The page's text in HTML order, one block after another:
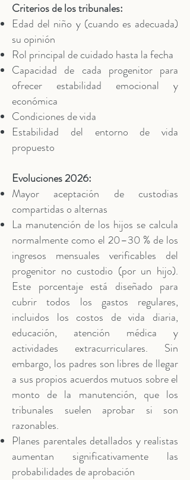
Criterios de los tribunales:
Edad del niño y (cuando es adecuada)
su opinión
Rol principal de cuidado hasta la fecha
Capacidad de cada progenitor para
ofrecer estabilidad emocional y
económica
Condiciones de vida
Estabilidad del entorno de vida
propuesto
Evoluciones 2026:
Mayor aceptación de custodias
compartidas o alternas
La manutención de los hijos se calcula
normalmente como el 20–30 % de los
ingresos mensuales verificables del
progenitor no custodio (por un hijo).
Este porcentaje está diseñado para
cubrir todos los gastos regulares,
incluidos los costos de vida diaria,
educación, atención médica y
actividades extracurriculares. Sin
embargo, los padres son libres de llegar
a sus propios acuerdos mutuos sobre el
monto de la manutención, que los
tribunales suelen aprobar si son
razonables.
Planes parentales detallados y realistas
aumentan significativamente las
probabilidades de aprobación